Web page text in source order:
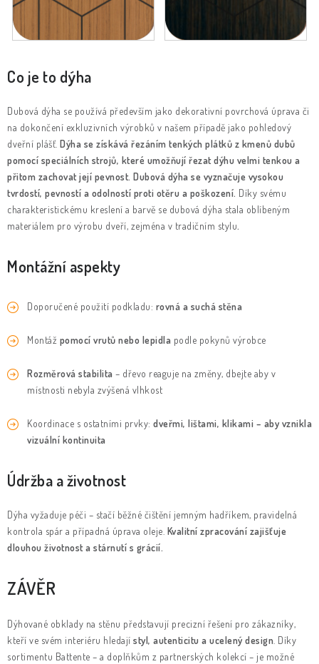
Co je to dýha
Dubová dýha se používá především jako dekorativní povrchová úprava či
na dokončení exkluzivních výrobků v našem případě jako pohledový
dveřní plášť. Dýha se získává řezáním tenkých plátků z kmenů dubů
pomocí speciálních strojů, které umožňují řezat dýhu velmi tenkou a
přitom zachovat její pevnost. Dubová dýha se vyznačuje vysokou
tvrdostí, pevností a odolností proti otěru a poškození. Díky svému
charakteristickému kreslení a barvě se dubová dýha stala oblíbeným
materiálem pro výrobu dveří, zejména v tradičním stylu.
Montážní aspekty
Doporučené použití podkladu: rovná a suchá stěna
Montáž pomocí vrutů nebo lepidla podle pokynů výrobce
Rozměrová stabilita – dřevo reaguje na změny, dbejte aby v
místnosti nebyla zvýšená vlhkost
Koordinace s ostatními prvky: dveřmi, lištami, klikami – aby vznikla
vizuální kontinuita
Údržba a životnost
Dýha vyžaduje péči – stačí běžné čištění jemným hadříkem, pravidelná
kontrola spár a případná úprava oleje. Kvalitní zpracování zajišťuje
dlouhou životnost a stárnutí s grácií.
ZÁVĚR
Dýhované obklady na stěnu představují precizní řešení pro zákazníky,
kteří ve svém interiéru hledají styl, autenticitu a ucelený design . Díky
sortimentu Battente – a doplňkům z partnerských kolekcí – je možné